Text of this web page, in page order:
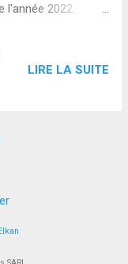
l'année 2022.
LIRE LA SUITE